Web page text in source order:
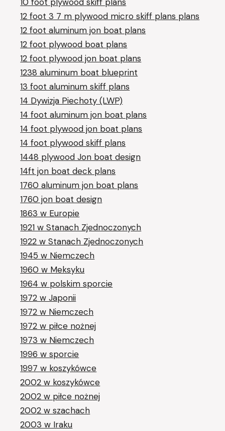
12 foot 3 7 m plywood micro skiff plans plans
12 foot aluminum jon boat plans
12 foot plywood boat plans
12 foot plywood jon boat plans
1238 aluminum boat blueprint
13 foot aluminum skiff plans
14 Dywizja Piechoty (LWP)
14 foot aluminum jon boat plans
14 foot plywood jon boat plans
14 foot plywood skiff plans
1448 plywood Jon boat design
14ft jon boat deck plans
1760 aluminum jon boat plans
1760 jon boat design
1863 w Europie
1921 w Stanach Zjednoczonych
1922 w Stanach Zjednoczonych
1945 w Niemczech
1960 w Meksyku
1964 w polskim sporcie
1972 w Japonii
1972 w Niemczech
1972 w piłce nożnej
1973 w Niemczech
1996 w sporcie
1997 w koszykówce
2002 w koszykówce
2002 w piłce nożnej
2002 w szachach
2003 w Iraku